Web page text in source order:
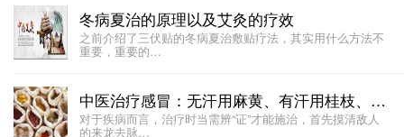
冬病夏治的原理以及艾灸的疗效
之前介绍了三伏贴的冬病夏治敷贴疗法，其实用什么方法不
重要，重要的…
中医治疗感冒：无汗用麻黄、有汗用桂枝、解肌用葛根
对于疾病而言，治疗时当需辨“证”才能施治，首先摸清敌人
的来龙去脉…